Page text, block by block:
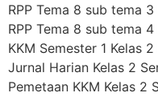
RPP Tema 8 sub tema 3
RPP Tema 8 sub tema 4
KKM Semester 1 Kelas 2
Jurnal Harian Kelas 2
Pemetaan KKM Kelas 2